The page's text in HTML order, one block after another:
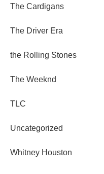
The Cardigans
The Driver Era
the Rolling Stones
The Weeknd
TLC
Uncategorized
Whitney Houston